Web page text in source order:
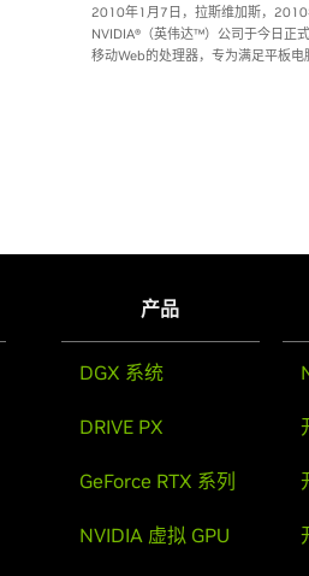
2010年1月7日，拉斯维加斯，
NVIDIA®（英伟达™）公司于今日正
移动Web的处理器，专为满足平板
产品
DGX 系统
DRIVE PX
GeForce RTX 系列
NVIDIA 虚拟 GPU